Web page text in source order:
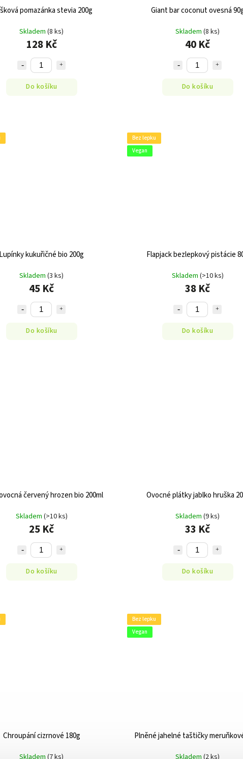
pomazánka stevia 200g
Skladem(8 ks)
128 Kč
Do košíku
Giant bar coconut ovesná
Skladem(8 ks)
40 Kč
Do košíku
Lupínky kukuřičné bio 200g
Skladem(3 ks)
45 Kč
Do košíku
Bez lepku
Vegan
Flapjack bezlepkový pistácie
Skladem (>10 ks)
38 Kč
Do košíku
červený hrozen bio 200ml
Skladem (>10 ks)
25 Kč
Do košíku
Ovocné plátky jablko hruška
Skladem(9 ks)
33 Kč
Do košíku
Chroupání cizrnové 180g
Skladem(7 ks)
Bez lepku
Vegan
Plněné jahelné taštičky
Skladem(2 ks)